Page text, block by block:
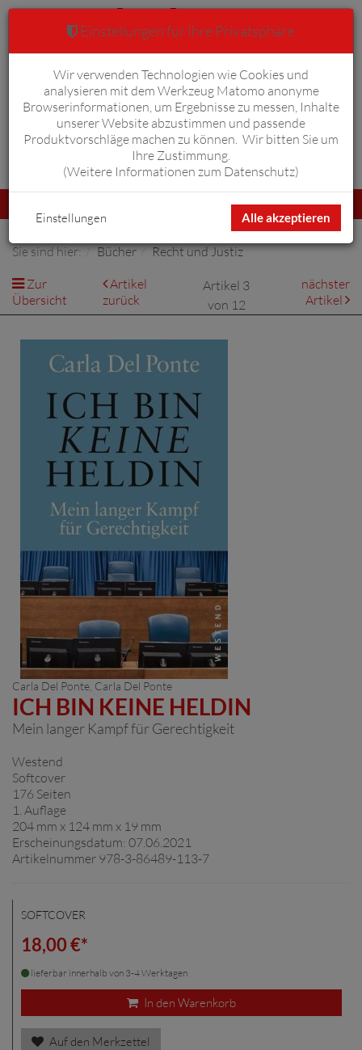
Anmelden Warenkorb 0
umschalten
Sie sind hier: Bücher
Recht und Justiz
Zur
Übersicht
Artikel
zurück
Artikel 3
von 12
nächster
Artikel
Carla Del Ponte , Carla Del Ponte
ICH BIN KEINE HELDIN
Mein langer Kampf für Gerechtigkeit
Westend
Softcover
176 Seiten
1. Auflage
204 mm x 124 mm x 19 mm
Erscheinungsdatum: 07.06.2021
Artikelnummer 978-3-86489-113-7
SOFTCOVER
18,00 €*
lieferbar innerhalb von 3-4 Werktagen
In den Warenkorb
Auf den Merkzettel
Einstellungen für Ihre Privatsphäre
Wir verwenden Technologien wie Cookies und
analysieren mit dem Werkzeug Matomo anonyme
Browserinformationen, um Ergebnisse zu messen, Inhalte
unserer Website abzustimmen und passende
Produktvorschläge machen zu können. Wir bitten Sie um
Ihre Zustimmung.
(Weitere Informationen zum Datenschutz)
Alle akzeptieren
Einstellungen